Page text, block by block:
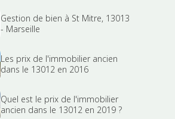
Gestion de bien à St Mitre, 13013
- Marseille
Les prix de l'immobilier ancien
dans le 13012 en 2016
Quel est le prix de l'immobilier
ancien dans le 13012 en 2019 ?